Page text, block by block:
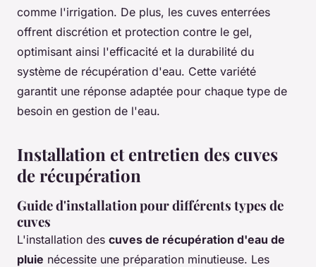
comme l'irrigation. De plus, les cuves enterrées
offrent discrétion et protection contre le gel,
optimisant ainsi l'efficacité et la durabilité du
système de récupération d'eau. Cette variété
garantit une réponse adaptée pour chaque type de
besoin en gestion de l'eau.
Installation et entretien des cuves
de récupération
Guide d'installation pour différents types de
cuves
L'installation des cuves de récupération d'eau de
pluie nécessite une préparation minutieuse. Les